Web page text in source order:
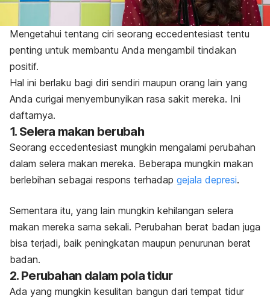
Mengetahui tentang ciri seorang eccedentesiast tentu
penting untuk membantu Anda mengambil tindakan
positif.
Hal ini berlaku bagi diri sendiri maupun orang lain yang
Anda curigai menyembunyikan rasa sakit mereka. Ini
daftarnya.
1. Selera makan berubah
Seorang eccedentesiast mungkin mengalami perubahan
dalam selera makan mereka. Beberapa mungkin makan
berlebihan sebagai respons terhadap gejala depresi.
Sementara itu, yang lain mungkin kehilangan selera
makan mereka sama sekali. Perubahan berat badan juga
bisa terjadi, baik peningkatan maupun penurunan berat
badan.
2. Perubahan dalam pola tidur
Ada yang mungkin kesulitan bangun dari tempat tidur